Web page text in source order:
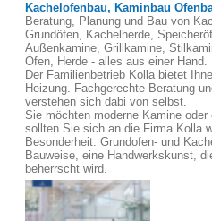
Kachelofenbau, Kaminbau
Beratung, Planung und Bau von
Grundöfen, Kachelherde,
Außenkamine, Grillkamine,
Öfen, Herde - alles aus einer Hand.
Der Familienbetrieb Kolla bietet
Heizung. Fachgerechte Beratung
verstehen sich dabi von selbst.
Sie möchten moderne Kamine
sollten Sie sich an die Firma Kolla
Besonderheit: Grundofen- und
Bauweise, eine Handwerkskunst,
beherrscht wird.